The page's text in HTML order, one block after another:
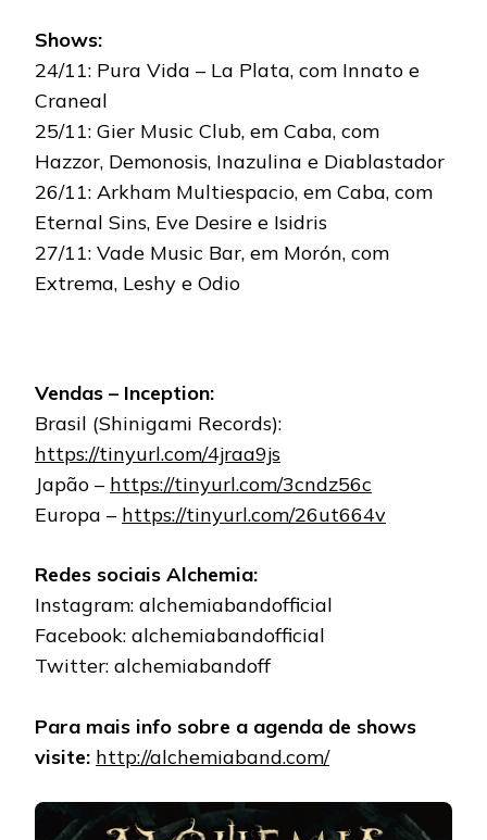
Shows:
24/11: Pura Vida – La Plata, com Innato e
Craneal
25/11: Gier Music Club, em Caba, com
Hazzor, Demonosis, Inazulina e Diablastador
26/11: Arkham Multiespacio, em Caba, com
Eternal Sins, Eve Desire e Isidris
27/11: Vade Music Bar, em Morón, com
Extrema, Leshy e Odio
Vendas – Inception:
Brasil (Shinigami Records):
https://tinyurl.com/4jraa9js
Japão – https://tinyurl.com/3cndz56c
Europa – https://tinyurl.com/26ut664v
Redes sociais Alchemia:
Instagram: alchemiabandofficial
Facebook: alchemiabandofficial
Twitter: alchemiabandoff
Para mais info sobre a agenda de shows
visite: http://alchemiaband.com/